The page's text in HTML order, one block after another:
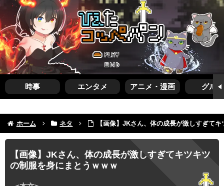
時事 エンタメ アニメ・漫画 グルメ
ホーム ネタ 【画像】JKさん、体の成長が激しすぎて
【画像】JKさん、体の成長が激しすぎてキツキツ
の制服を身にまとうｗｗｗ